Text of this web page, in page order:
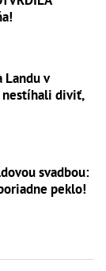
Landu v
nestíhali diviť,
svadbou:
peklo!